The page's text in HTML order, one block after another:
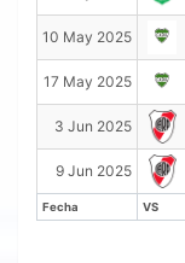
Fecha VS
10 May 2025
17 May 2025
3 Jun 2025
9 Jun 2025
Fecha VS